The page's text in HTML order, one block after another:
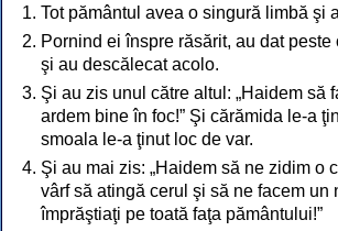
Tot pământul avea o singură limbă şi
Pornind ei înspre răsărit, au dat
şi au descălecat acolo.
Şi au zis unul către altul: „Haidem să
ardem bine în foc!” Şi cărămida le-a
smoala le-a ţinut loc de var.
Şi au mai zis: „Haidem să ne zidim o
vârf să atingă cerul şi să ne facem un
împrăştiaţi pe toată faţa pământului!”